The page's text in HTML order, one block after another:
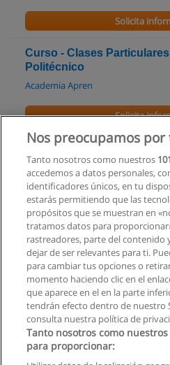
Solicita
Curso - Clases
Politécnico
Academia Apren
Solicita
Curso: Colegio Nivelación
Polinstituto Educación
Solicita
Magister en Química
Universidad Técnica de Machala
Solicita
Nos preocupamos
Tanto nosotros como nuestros
accedemos a datos personales,
identificadores únicos, en tu
estarás permitiendo que las
propósitos que se muestran en
tratamos datos para
rastreadores, parte del contenido
dejar de ser relevantes para ti.
para cambiar tus opciones o
momento haciendo clic en el
que aparece en el en la parte
tendrán efecto dentro de nuestro
consulta nuestra política de
Tanto nosotros como
para proporcionar: